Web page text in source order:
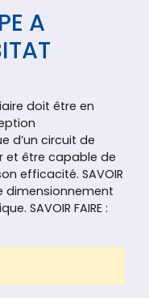
A
doit être en
d’un circuit de
et être capable de
efficacité. SAVOIR
dimensionnement
SAVOIR FAIRE :